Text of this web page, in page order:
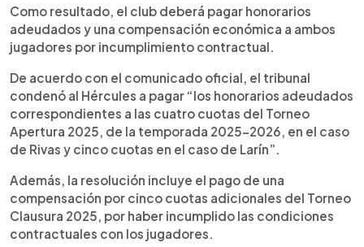
sumando nueve cuotas para cada jugador. El
Hércules puede presentar un Recurso de Revisión
en tres días, pero si no cumple, la FESFUT advierte
que trasladará el caso a la FIFA. La AFES
acompaña legalmente a los jugadores y asegura
que hará cumplir sus derechos contractuales.
Como resultado, el club deberá pagar honorarios
adeudados y una compensación económica a ambos
jugadores por incumplimiento contractual.
De acuerdo con el comunicado oficial, el tribunal
condenó al Hércules a pagar “los honorarios adeudados
correspondientes a las cuatro cuotas del Torneo
Apertura 2025, de la temporada 2025-2026, en el caso
de Rivas y cinco cuotas en el caso de Larín”.
Además, la resolución incluye el pago de una
compensación por cinco cuotas adicionales del Torneo
Clausura 2025, por haber incumplido las condiciones
contractuales con los jugadores.